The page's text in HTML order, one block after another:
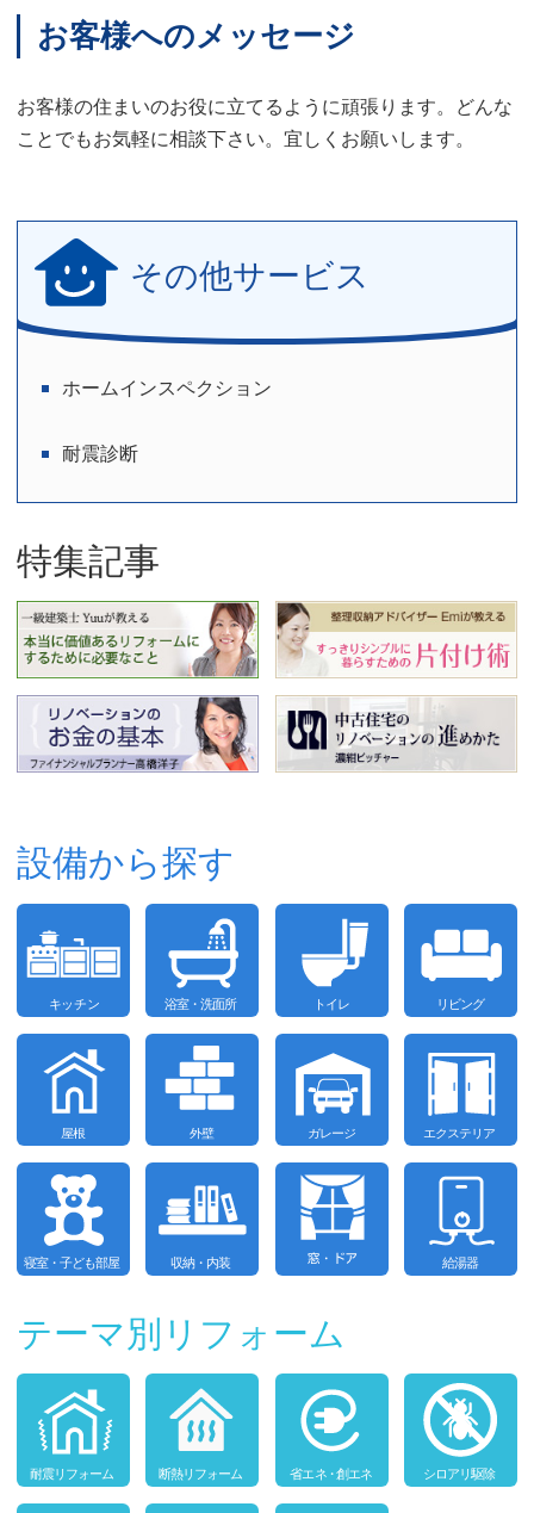
お客様へのメッセージ
お客様の住まいのお役に立てるように頑張ります。どんな
ことでもお気軽に相談下さい。宜しくお願いします。
その他サービス
ホームインスペクション
耐震診断
特集記事
設備から探す
テーマ別リフォーム